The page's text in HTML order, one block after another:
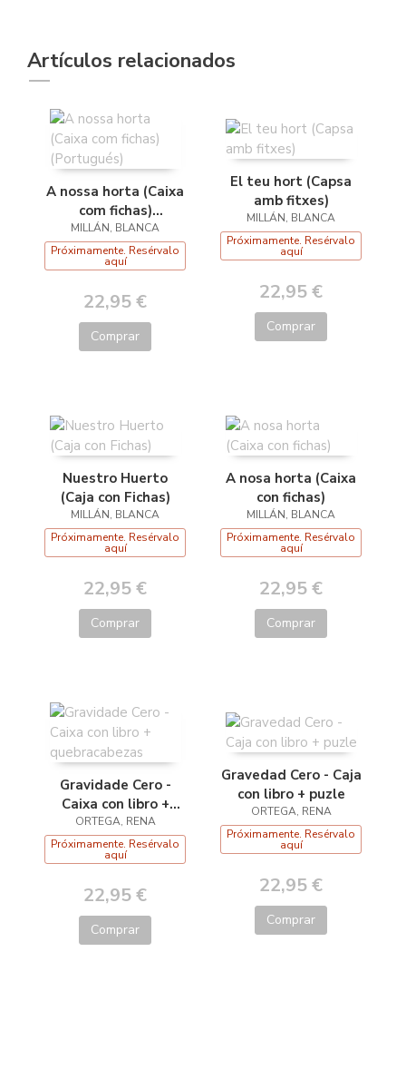
Artículos relacionados
A nossa horta (Caixa
com fichas)
(Portugués)
MILLÁN, BLANCA
Próximamente. Resérvalo
aquí
22,95 €
Comprar
El teu hort (Capsa
amb fitxes)
MILLÁN, BLANCA
Próximamente. Resérvalo
aquí
22,95 €
Comprar
Nuestro Huerto
(Caja con Fichas)
MILLÁN, BLANCA
Próximamente. Resérvalo
aquí
22,95 €
Comprar
A nosa horta (Caixa
con fichas)
MILLÁN, BLANCA
Próximamente. Resérvalo
aquí
22,95 €
Comprar
Gravidade Cero -
Caixa con libro +
quebracabezas
ORTEGA, RENA
Próximamente. Resérvalo
aquí
22,95 €
Comprar
Gravedad Cero - Caja
con libro + puzle
ORTEGA, RENA
Próximamente. Resérvalo
aquí
22,95 €
Comprar